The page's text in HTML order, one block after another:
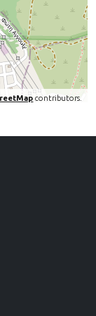
contributors.